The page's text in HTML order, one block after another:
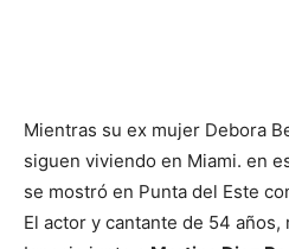
Mientras su ex mujer Debora
siguen viviendo en Miami. en
se mostró en Punta del Este
El actor y cantante de 54